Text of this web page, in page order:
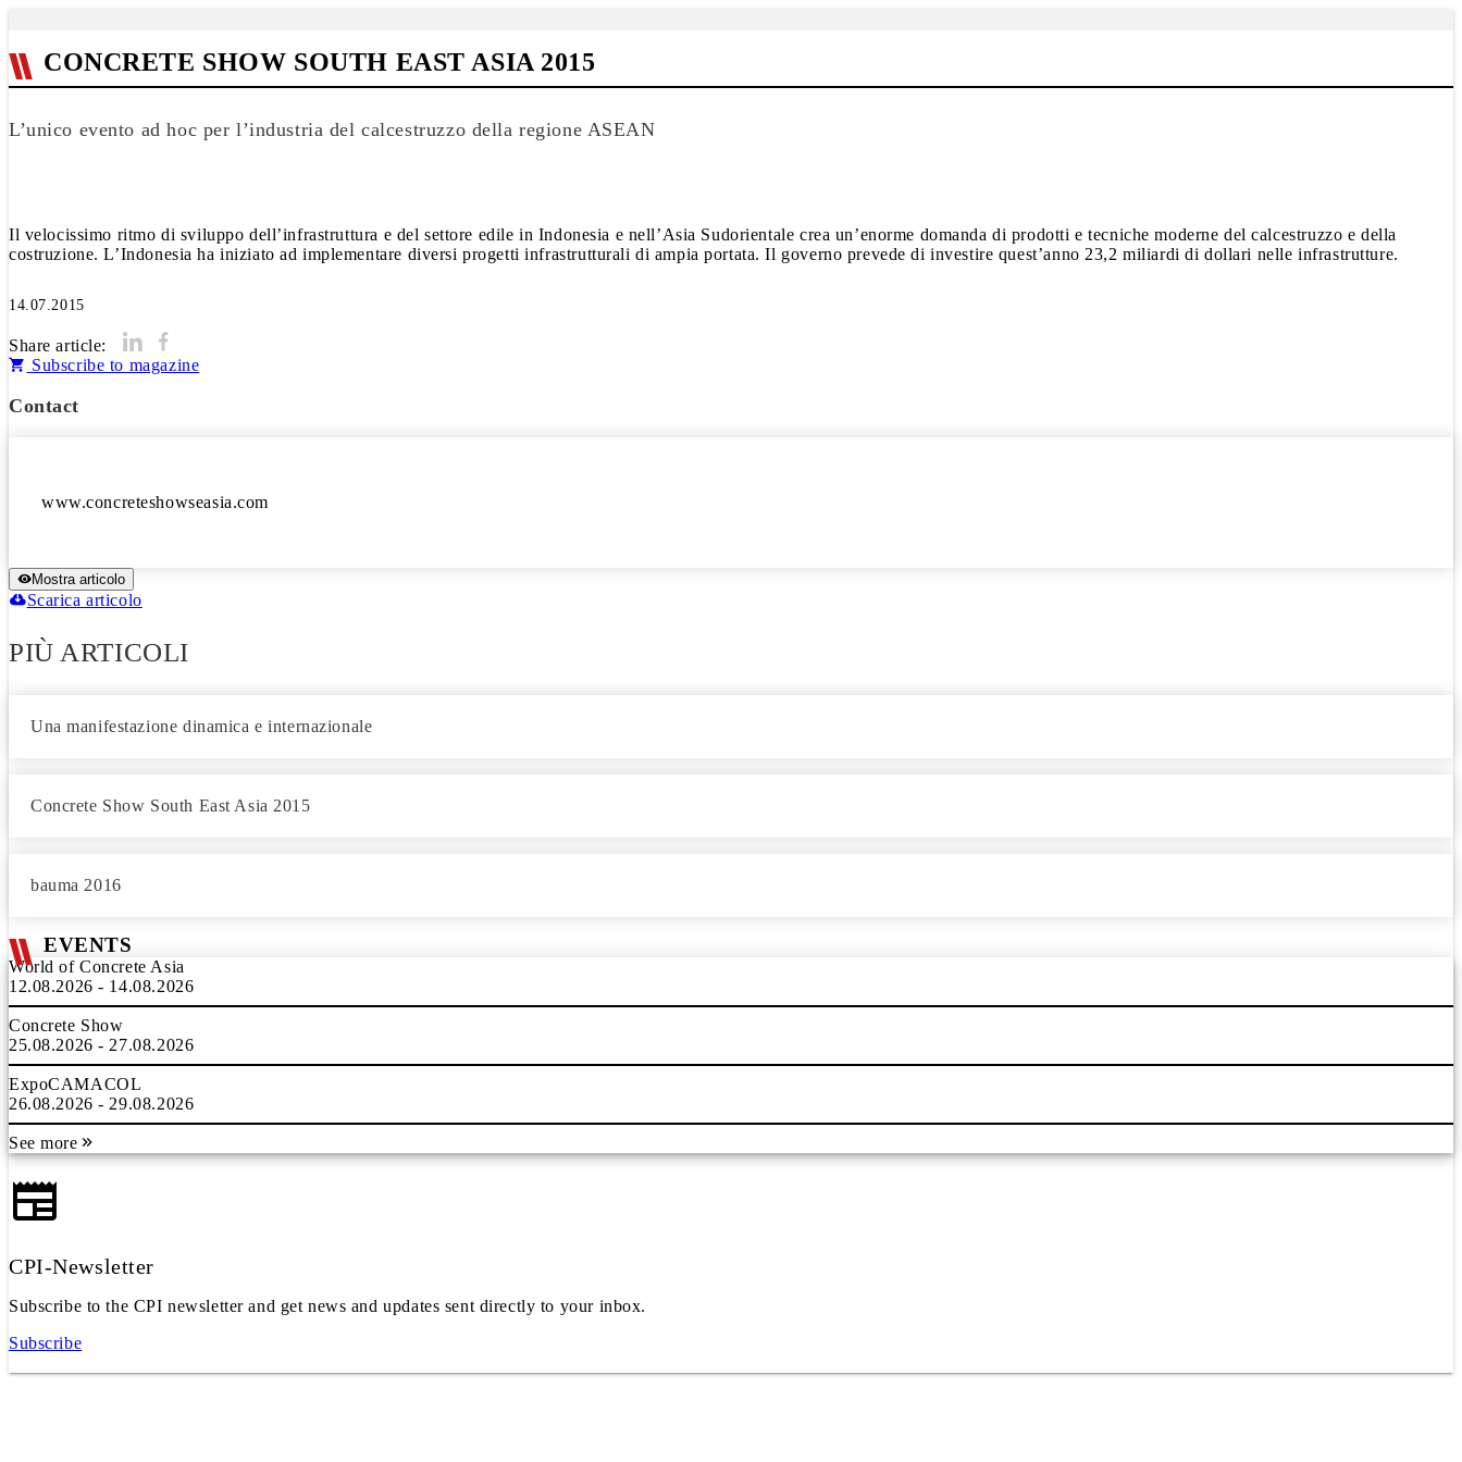
CONCRETE SHOW SOUTH EAST ASIA 2015
L’unico evento ad hoc per l’industria del calcestruzzo della regione ASEAN
Il velocissimo ritmo di sviluppo dell’infrastruttura e del settore edile in Indonesia e nell’Asia Sudorientale crea un’enorme domanda di prodotti e tecniche moderne del calcestruzzo e della
costruzione. L’Indonesia ha iniziato ad implementare diversi progetti infrastrutturali di ampia portata. Il governo prevede di investire quest’anno 23,2 miliardi di dollari nelle infrastrutture.
14.07.2015
Share article:
Subscribe to magazine
Contact
www.concreteshowseasia.com
Mostra articolo
Scarica articolo
PIÙ ARTICOLI
Una manifestazione dinamica e internazionale
Concrete Show South East Asia 2015
bauma 2016
EVENTS
World of Concrete Asia
12.08.2026 - 14.08.2026
Concrete Show
25.08.2026 - 27.08.2026
ExpoCAMACOL
26.08.2026 - 29.08.2026
See more
CPI-Newsletter
Subscribe to the CPI newsletter and get news and updates sent directly to your inbox.
Subscribe